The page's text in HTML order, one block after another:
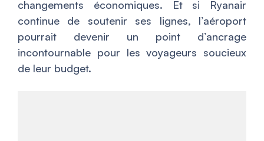
changements économiques. Et si Ryanair
continue de soutenir ses lignes, l’aéroport
pourrait devenir un point d’ancrage
incontournable pour les voyageurs soucieux
de leur budget.